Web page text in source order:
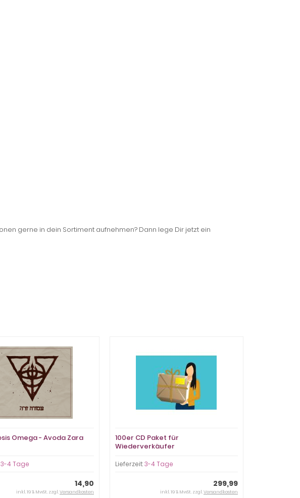
gerne in dein Sortiment aufnehmen? Dann lege Dir jetzt ein
Omega - Avoda Zara
3-4 Tage
14,90
inkl. 19 % MwSt. zzgl.Versandkosten
100er CD Paket für
Wiederverkäufer
Lieferzeit:3-4 Tage
299,99
inkl. 19 % MwSt. zzgl.Versandkosten